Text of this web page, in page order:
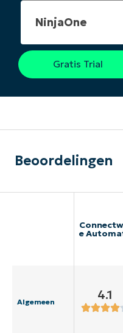
NinjaOne
Gratis Trial
Beoordelingen
e
Algemeen 4.1